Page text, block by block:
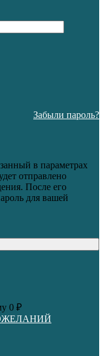
Забыли пароль?
в параметрах
отправлено
После его
для вашей
0 ₽